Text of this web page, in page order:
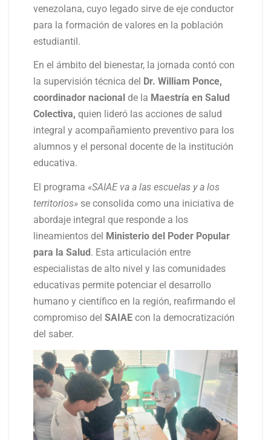
venezolana, cuyo legado sirve de eje conductor
para la formación de valores en la población
estudiantil.
En el ámbito del bienestar, la jornada contó con
la supervisión técnica del Dr. William Ponce,
coordinador nacional de la Maestría en Salud
Colectiva, quien lideró las acciones de salud
integral y acompañamiento preventivo para los
alumnos y el personal docente de la institución
educativa.
El programa «SAIAE va a las escuelas y a los
territorios» se consolida como una iniciativa de
abordaje integral que responde a los
lineamientos del Ministerio del Poder Popular
para la Salud . Esta articulación entre
especialistas de alto nivel y las comunidades
educativas permite potenciar el desarrollo
humano y científico en la región, reafirmando el
compromiso del SAIAE con la democratización
del saber.